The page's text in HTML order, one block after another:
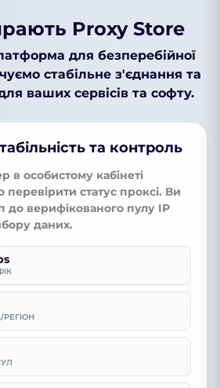
Proxy Store
для безперебійної
стабільне з'єднання та
ваших сервісів та софту.
та контроль
в особистому кабінеті
перевірити статус проксі. Ви
до верифікованого пулу IP
даних.
РЕГІОН